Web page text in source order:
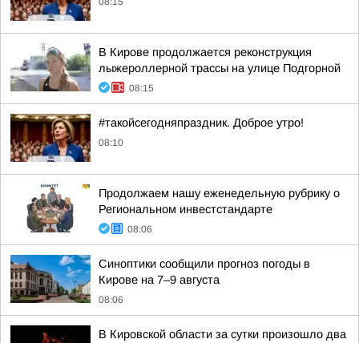
В Кирове продолжается реконструкция
лыжероллерной трассы на улице Подгорной
08:15
#такойсегодняпраздник. Доброе утро!
08:10
Продолжаем нашу еженедельную рубрику о
Региональном инвестстандарте
08:06
Синоптики сообщили прогноз погоды в
Кирове на 7–9 августа
08:06
В Кировской области за сутки произошло два